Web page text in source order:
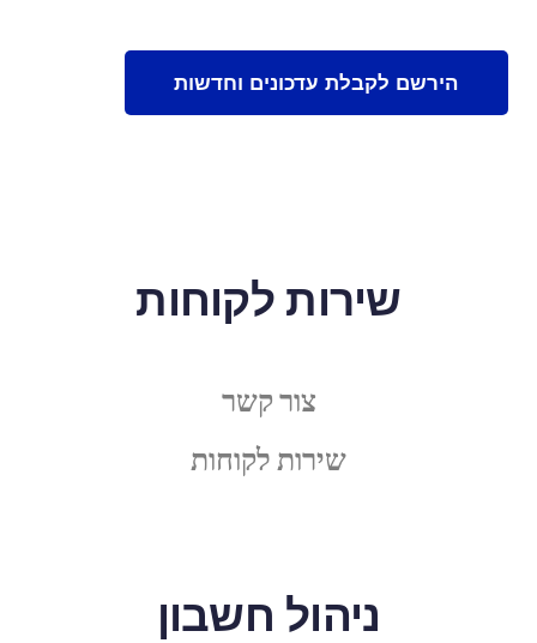
שירות לקוחות
צור קשר
שירות לקוחות
ניהול חשבון